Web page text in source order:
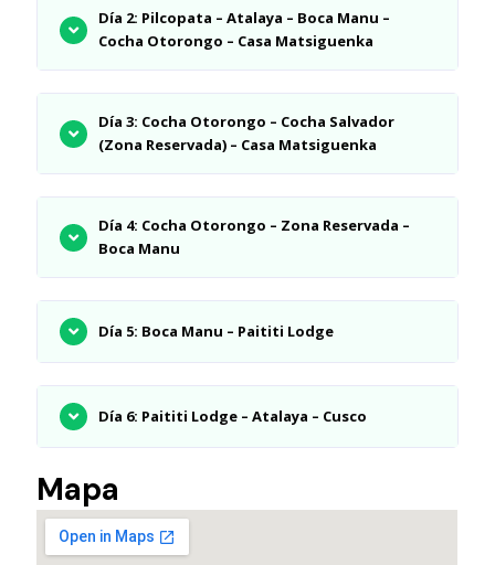
Día 2: Pilcopata – Atalaya – Boca Manu –
Cocha Otorongo – Casa Matsiguenka
Día 3: Cocha Otorongo – Cocha Salvador
(Zona Reservada) – Casa Matsiguenka
Día 4: Cocha Otorongo – Zona Reservada –
Boca Manu
Día 5: Boca Manu – Paititi Lodge
Día 6: Paititi Lodge – Atalaya – Cusco
Mapa